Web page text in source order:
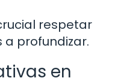
respetar
a profundizar.
en